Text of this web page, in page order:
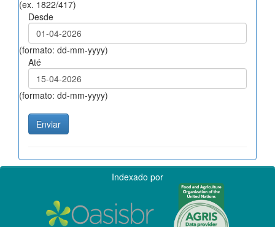
(ex. 1822/417)
Desde
(formato: dd-mm-yyyy)
Até
(formato: dd-mm-yyyy)
Indexado por